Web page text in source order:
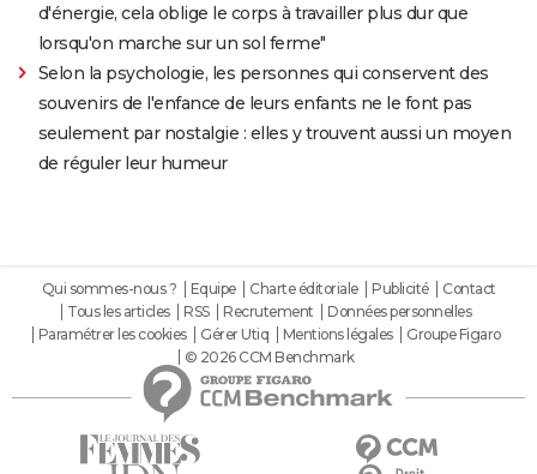
d'énergie, cela oblige le corps à travailler plus dur que
lorsqu'on marche sur un sol ferme"
Selon la psychologie, les personnes qui conservent des
souvenirs de l'enfance de leurs enfants ne le font pas
seulement par nostalgie : elles y trouvent aussi un moyen
de réguler leur humeur
Qui sommes-nous ? Equipe Charte éditoriale Publicité
Contact
Tous les articles
RSS Recrutement
Données personnelles
Paramétrer les cookies
Gérer Utiq Mentions légales
Groupe Figaro
© 2026 CCM Benchmark